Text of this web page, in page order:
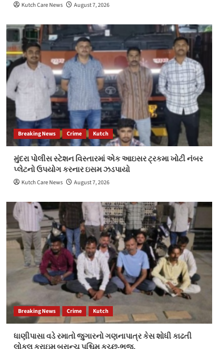
Kutch Care News August 7, 2026
Breaking News Crime Kutch
મુંદરા પોલીસ સ્ટેશન વિસ્તારમાં એક આઇસર ટ્રકમા ખોટી નંબર
પ્લેટનો ઉપયોગ કરનાર ઇસમ ઝડપાયો
Kutch Care News August 7, 2026
Breaking News Crime Kutch
ધાણીપાસા વડે રમાતો જુગારનો ગણનાપાત્ર કેસ શોધી કાઢતી
લોકલ ક્રાઇમ બ્રાન્ચ પશ્ચિમ કચ્છ-ભુજ.